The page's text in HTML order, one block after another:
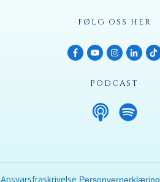
FØLG OSS HER
PODCAST
Ansvarsfraskrivelse Personvernerklæring